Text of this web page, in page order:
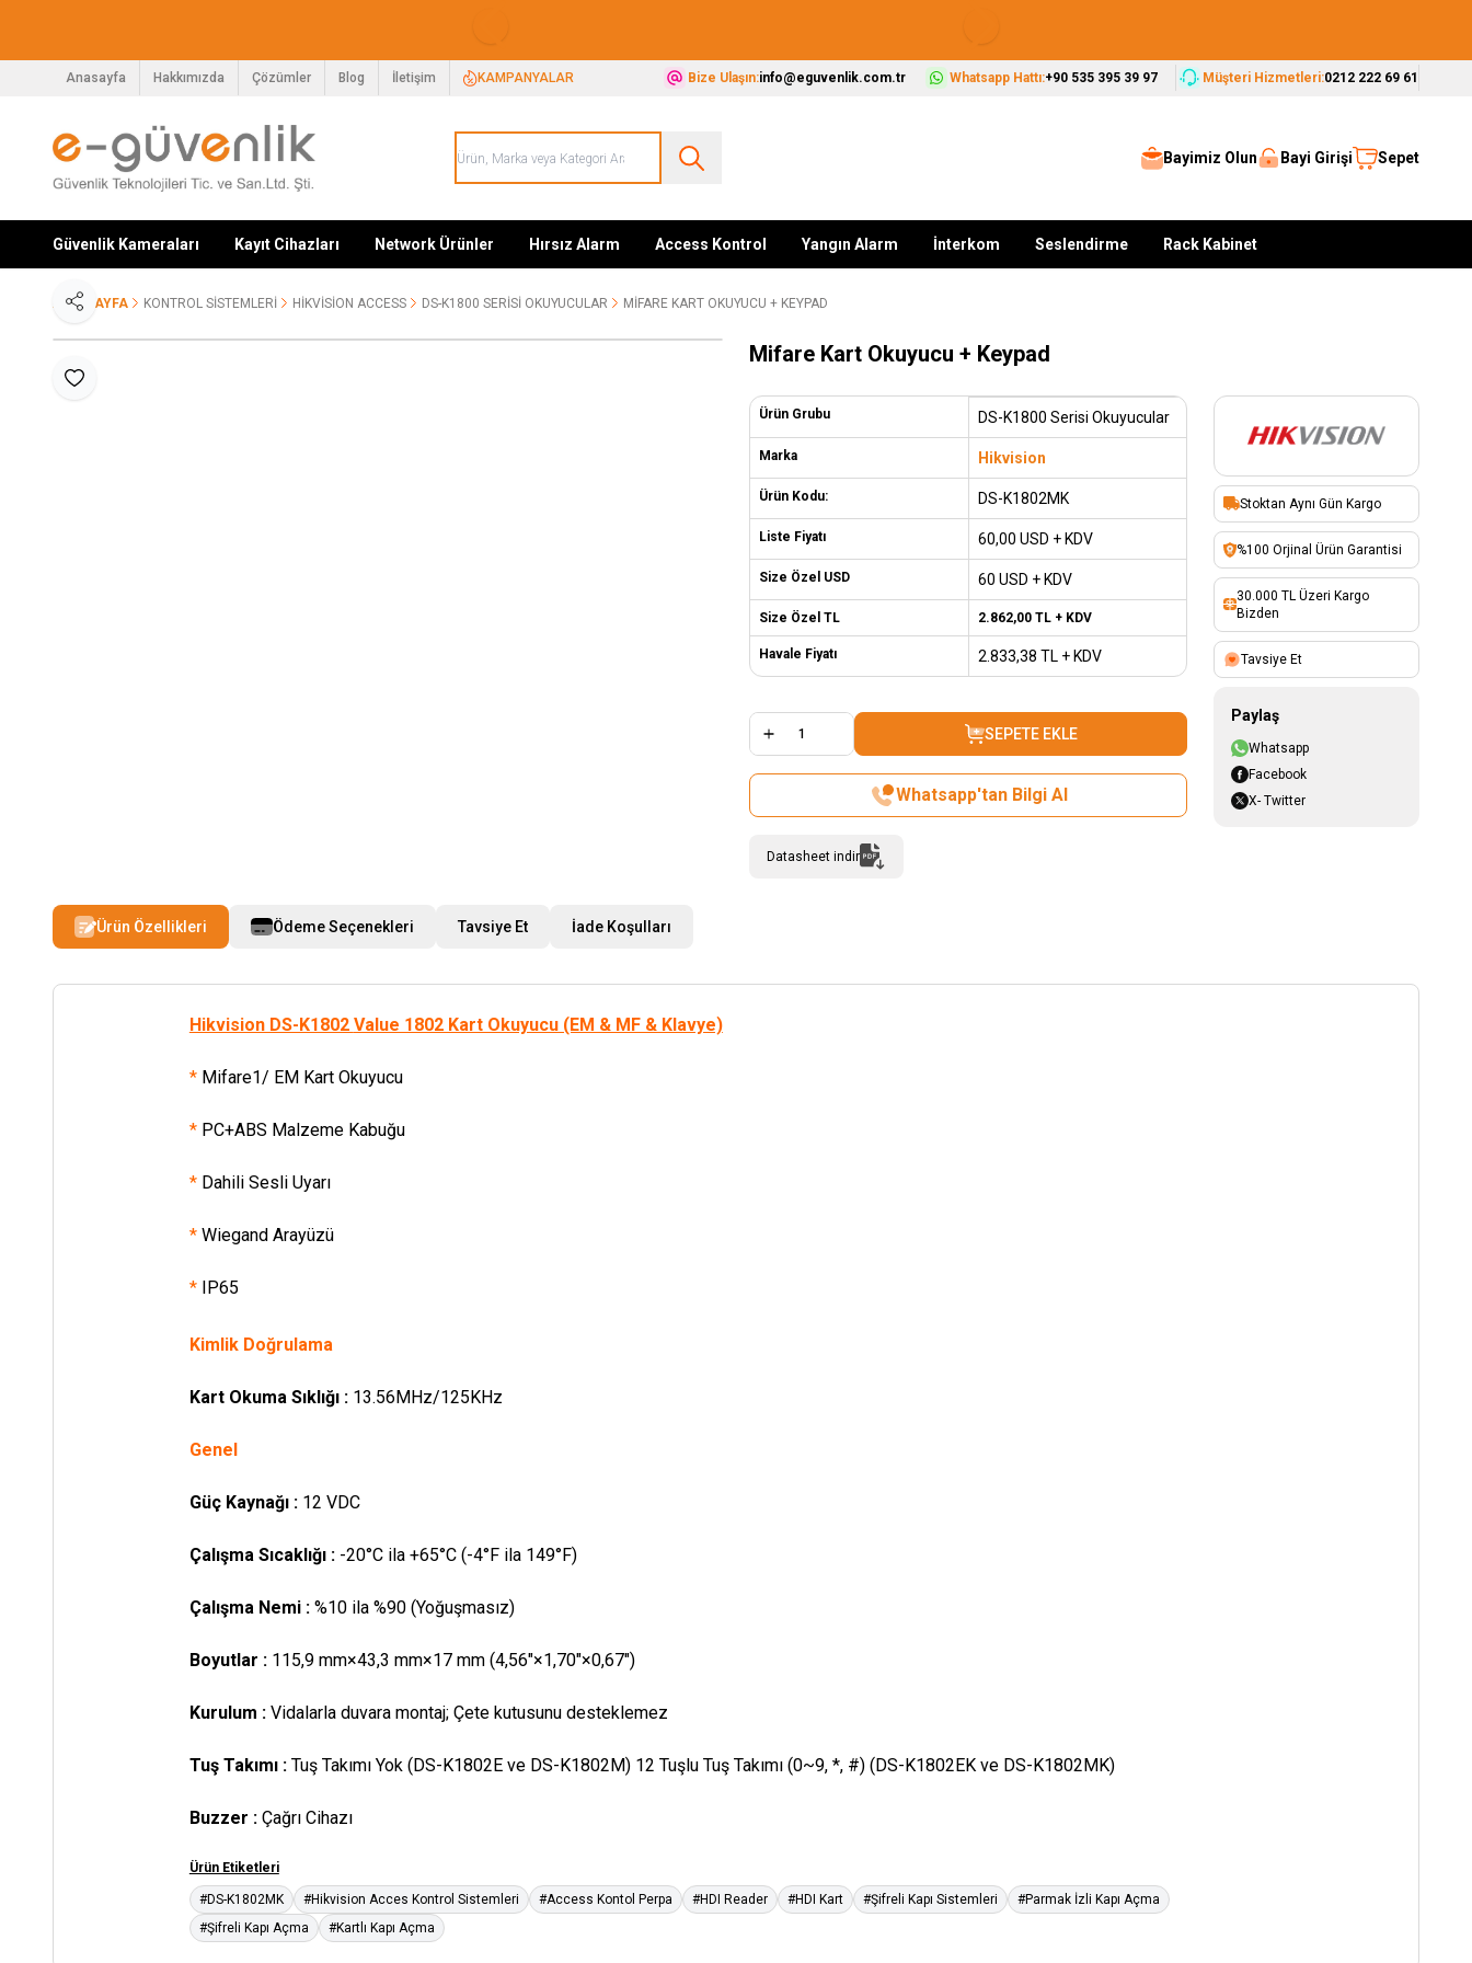
Anasayfa Hakkımızda Çözümler Blog İletişim KAMPANYALAR Bize Ulaşın:info@eguvenlik.com.tr Whatsapp Hattı:+90 535 395 39 97 Müşteri Hizmetleri:0212 222 69 61
Bayimiz Olun Bayi Girişi Sepet
Güvenlik Kameraları Kayıt Cihazları Network Ürünler Hırsız Alarm Access Kontrol Yangın Alarm İnterkom Seslendirme Rack Kabinet
ANA SAYFA KONTROL SISTEMLERI HIKVISION ACCESS DS-K1800 SERISI OKUYUCULAR MIFARE KART OKUYUCU + KEYPAD
Favoriye Ekle
Paylaş
Mifare Kart Okuyucu + Keypad
Ürün Grubu DS-K1800 Serisi Okuyucular
Marka Hikvision
Ürün Kodu: DS-K1802MK
Liste Fiyatı 60,00 USD + KDV
Size Özel USD 60 USD + KDV
Size Özel TL 2.862,00 TL + KDV
Havale Fiyatı 2.833,38 TL + KDV
SEPETE EKLE
Whatsapp'tan Bilgi Al
Datasheet indir
Stoktan Aynı Gün Kargo
%100 Orjinal Ürün Garantisi
30.000 TL Üzeri Kargo
Bizden
Tavsiye Et
Paylaş
Whatsapp
Facebook
X- Twitter
Ürün Özellikleri Ödeme Seçenekleri Tavsiye Et İade Koşulları
Hikvision DS-K1802 Value 1802 Kart Okuyucu (EM & MF & Klavye)
* Mifare1/ EM Kart Okuyucu
* PC+ABS Malzeme Kabuğu
* Dahili Sesli Uyarı
* Wiegand Arayüzü
* IP65
Kimlik Doğrulama
Kart Okuma Sıklığı : 13.56MHz/125KHz
Genel
Güç Kaynağı : 12 VDC
Çalışma Sıcaklığı : -20°C ila +65°C (-4°F ila 149°F)
Çalışma Nemi : %10 ila %90 (Yoğuşmasız)
Boyutlar : 115,9 mm×43,3 mm×17 mm (4,56"×1,70"×0,67")
Kurulum : Vidalarla duvara montaj; Çete kutusunu desteklemez
Tuş Takımı : Tuş Takımı Yok (DS-K1802E ve DS-K1802M) 12 Tuşlu Tuş Takımı (0~9, *, #) (DS-K1802EK ve DS-K1802MK)
Buzzer : Çağrı Cihazı
Ürün Etiketleri
#DS-K1802MK #Hikvision Acces Kontrol Sistemleri #Access Kontol Perpa #HDI Reader #HDI Kart #Şifreli Kapı Sistemleri
#Parmak İzli Kapı Açma
#Şifreli Kapı Açma
#Kartlı Kapı Açma